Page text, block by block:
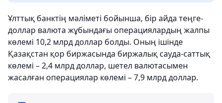
Ұлттық банктің мәліметі бойынша, бір айда теңге-
доллар валюта жұбындағы операциялардың жалпы
көлемі 10,2 млрд доллар болды. Оның ішінде
Қазақстан қор биржасында биржалық сауда-саттық
көлемі – 2,4 млрд доллар, шетел валютасымен
жасалған операциялар көлемі – 7,9 млрд доллар.